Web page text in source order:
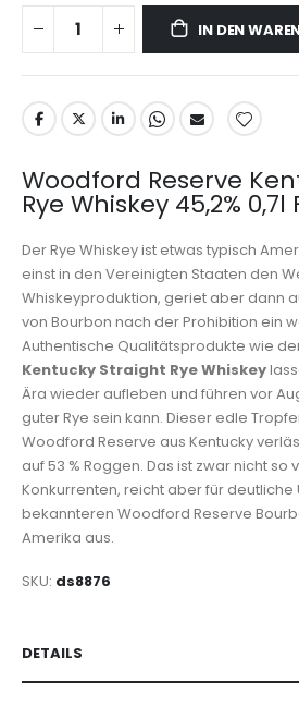
IN DEN
Woodford Reserve
Rye Whiskey 45,2% 0,7l
Der Rye Whiskey ist etwas typisch
einst in den Vereinigten Staaten den
Whiskeyproduktion, geriet aber dann
von Bourbon nach der Prohibition ein
Authentische Qualitätsprodukte wie
Kentucky Straight Rye Whiskey
Ära wieder aufleben und führen vor
guter Rye sein kann. Dieser edle
Woodford Reserve aus Kentucky
auf 53 % Roggen. Das ist zwar nicht
Konkurrenten, reicht aber für deutliche
bekannteren Woodford Reserve
Amerika aus.
SKU ds8876
DETAILS